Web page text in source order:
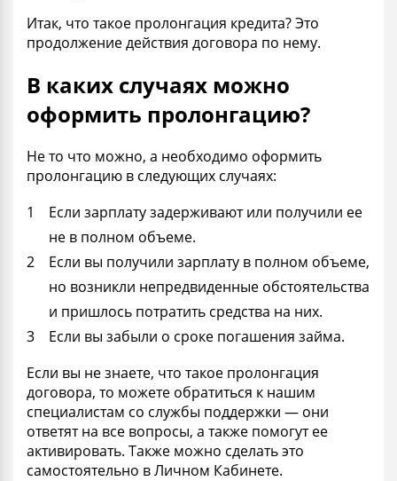
Итак, что такое пролонгация кредита? Это
продолжение действия договора по нему.
В каких случаях можно
оформить пролонгацию?
Не то что можно, а необходимо оформить
пролонгацию в следующих случаях:
Если зарплату задерживают или получили ее
не в полном объеме.
Если вы получили зарплату в полном объеме,
но возникли непредвиденные обстоятельства
и пришлось потратить средства на них.
Если вы забыли о сроке погашения займа.
Если вы не знаете, что такое пролонгация
договора, то можете обратиться к нашим
специалистам со службы поддержки — они
ответят на все вопросы, а также помогут ее
активировать. Также можно сделать это
самостоятельно в Личном Кабинете.